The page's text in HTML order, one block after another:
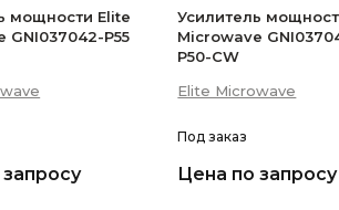
мощности Elite
GNI037042-P55
Усилитель
Microwave
P50-CW
Elite Microwave
Под заказ
Цена по запросу